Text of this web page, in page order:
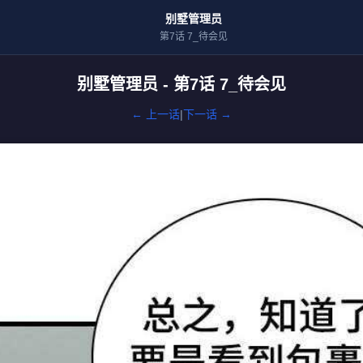
别墅管理员
第7话 7_待会见
别墅管理员 - 第7话 7_待会见
← 上一话|下一话 →